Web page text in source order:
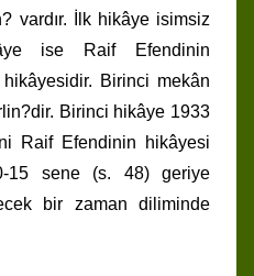
vardır. İlk hikâye isimsiz
ise Raif Efendinin
Birinci mekân
Birinci hikâye 1933
Raif Efendinin hikâyesi
15 sene (s. 48) geriye
bir zaman diliminde